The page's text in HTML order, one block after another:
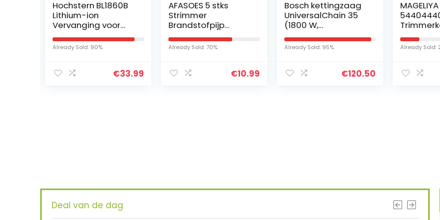
Hochstern BL1860B
Lithium-ion
Vervanging voor
Makita 18V Accu
BL1860 BL1850
BL1850B BL1840B
BL1830B BL1820…
Already Sold: 90%
€33.99
AFASOES 5 stks
Strimmer
Brandstofpijp
Universele Gras
Trimmer
Brandstoflijn
Brandstofslang Pijp
Already Sold: 70%
€10.99
Bosch kettingzaag
UniversalChain 35
(1800 W,
lichtgewicht: 4,2 kg,
kettingsnelheid:
12 m/s, in doos)
Already Sold: 95%
€120.50
MAGELIYA
g + spoel +
stootknop
voor T35
Already Sold:
Deal van de dag